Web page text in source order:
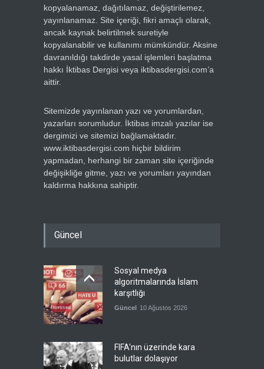
kopyalanamaz, dağıtılamaz, değiştirilemez,
yayınlanamaz. Site içeriği, fikri amaçlı olarak,
ancak kaynak belirtilmek suretiyle
kopyalanabilir ve kullanımı mümkündür. Aksine
davranıldığı takdirde yasal işlemleri başlatma
hakkı İktibas Dergisi veya iktibasdergisi.com’a
aittir.
Sitemizde yayınlanan yazı ve yorumlardan,
yazarları sorumludur. İktibas imzalı yazılar ise
dergimizi ve sitemizi bağlamaktadır.
www.iktibasdergisi.com hiçbir bildirim
yapmadan, herhangi bir zaman site içeriğinde
değişikliğe gitme, yazı ve yorumları yayından
kaldırma hakkına sahiptir.
Güncel
Sosyal medya
algoritmalarında İslam
karşıtlığı
Güncel 10 Ağustos 2026
FIFA'nın üzerinde kara
bulutlar dolaşıyor